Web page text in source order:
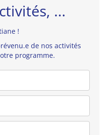
...
!
de nos activités
programme.